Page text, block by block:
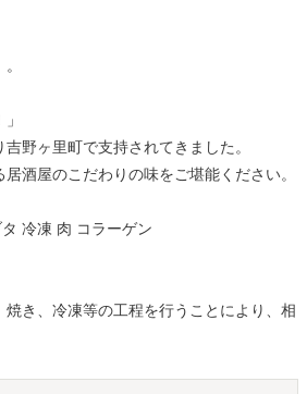
野ヶ里町で支持されてきました。
酒屋のこだわりの味をご堪能ください。
冷凍 肉 コラーゲン
き、冷凍等の工程を行うことにより、相